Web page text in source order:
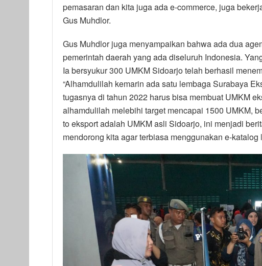
pemasaran dan kita juga ada e-commerce, juga
Gus Muhdlor.
Gus Muhdlor juga menyampaikan bahwa ada dua
pemerintah daerah yang ada diseluruh Indonesia.
Ia bersyukur 300 UMKM Sidoarjo telah berhasil
“Alhamdulilah kemarin ada satu lembaga Surabaya
tugasnya di tahun 2022 harus bisa membuat UMKM
alhamdulilah melebihi target mencapai 1500 UMKM,
to eksport adalah UMKM asli Sidoarjo, ini menjadi
mendorong kita agar terbiasa menggunakan e-